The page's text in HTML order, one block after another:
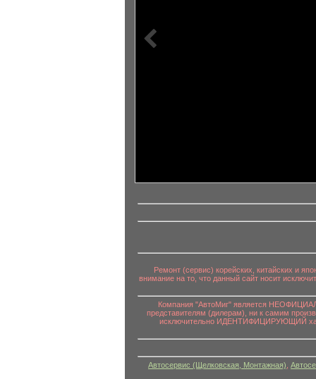
информационный контент
Ремонт (сервис) корейских, китайских и
внимание на то, что данный сайт носит
Компания "АвтоМиг" является
представителям (дилерам), ни к самим
исключительно ИДЕНТИФИЦИРУЮЩИЙ
Автосервис (Щелковская, Монтажная)